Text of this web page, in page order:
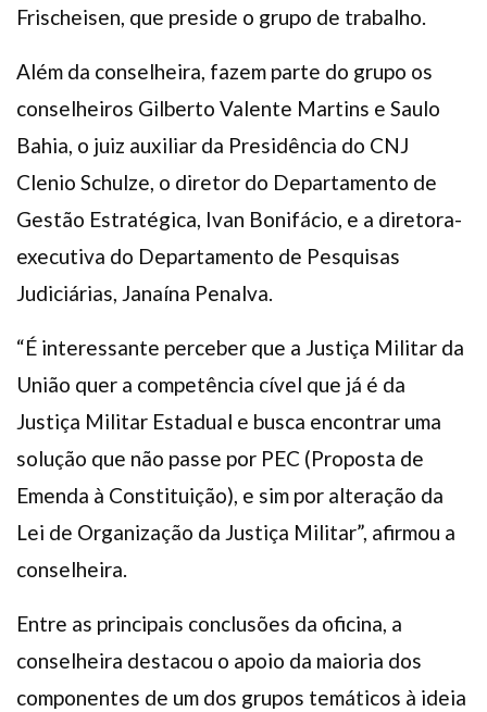
Frischeisen, que preside o grupo de trabalho.
Além da conselheira, fazem parte do grupo os
conselheiros Gilberto Valente Martins e Saulo
Bahia, o juiz auxiliar da Presidência do CNJ
Clenio Schulze, o diretor do Departamento de
Gestão Estratégica, Ivan Bonifácio, e a diretora-
executiva do Departamento de Pesquisas
Judiciárias, Janaína Penalva.
“É interessante perceber que a Justiça Militar da
União quer a competência cível que já é da
Justiça Militar Estadual e busca encontrar uma
solução que não passe por PEC (Proposta de
Emenda à Constituição), e sim por alteração da
Lei de Organização da Justiça Militar”, afirmou a
conselheira.
Entre as principais conclusões da oficina, a
conselheira destacou o apoio da maioria dos
componentes de um dos grupos temáticos à ideia